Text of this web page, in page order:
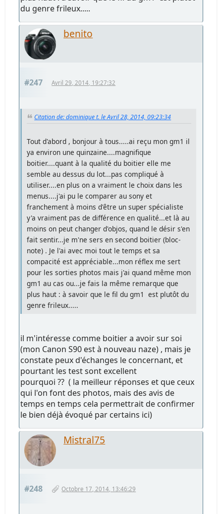
du genre frileux.....
benito
#247 Avril 29, 2014, 19:27:32
Citation de: dominique t. le Avril 28, 2014, 09:23:34
Tout d'abord , bonjour à tous.....ai reçu mon gm1 il
ya environ une quinzaine....magnifique
boitier....quant à la qualité du boitier elle me
semble au dessus du lot...pas compliqué à
utiliser....en plus on a vraiment le choix dans les
menus....j'ai pu le comparer au sony et
franchement à moins d'être un super spécialiste
y'a vraiment pas de différence en qualité...et là au
moins on peut changer d'objos, quand le désir s'en
fait sentir...je m'ne sers en second boitier (bloc-
note) . Je l'ai avec moi tout le temps et sa
compacité est appréciable...mon réflex me sert
pour les sorties photos mais j'ai quand même mon
gm1 au cas ou...je fais la même remarque que
plus haut : à savoir que le fil du gm1 est plutôt du
genre frileux.....
il m'intéresse comme boitier a avoir sur soi
(mon Canon S90 est à nouveau naze) , mais je
constate peux d'échanges le concernant, et
pourtant les test sont excellent
pourquoi ?? ( la meilleur réponses et que ceux
qui l'on font des photos, mais des avis de
temps en temps cela permettrait de confirmer
le bien déjà évoqué par certains ici)
Mistral75
#248 Octobre 17, 2014, 13:46:29